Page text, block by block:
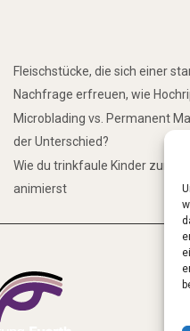
Fleischstücke, die sich einer
Nachfrage erfreuen, wie
Microblading vs. Permanent
der Unterschied?
Wie du trinkfaule Kinder zum
animierst